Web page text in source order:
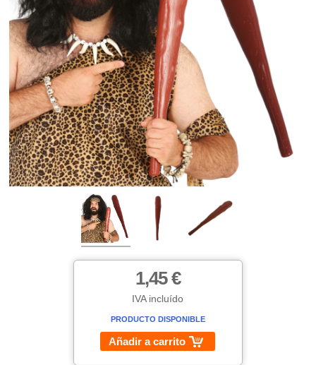
1,45 €
IVA incluído
PRODUCTO DISPONIBLE
Añadir a carrito